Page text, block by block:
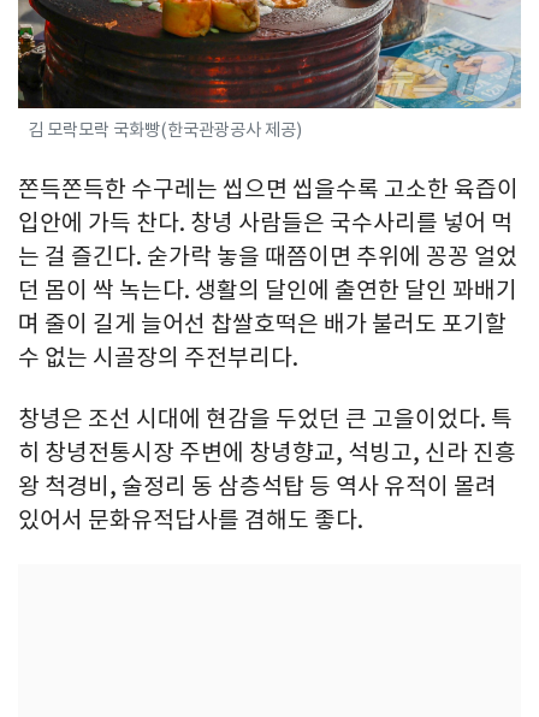
김 모락모락 국화빵(한국관광공사 제공)
쫀득쫀득한 수구레는 씹으면 씹을수록 고소한 육즙이
입안에 가득 찬다. 창녕 사람들은 국수사리를 넣어 먹
는 걸 즐긴다. 숟가락 놓을 때쯤이면 추위에 꽁꽁 얼었
던 몸이 싹 녹는다. 생활의 달인에 출연한 달인 꽈배기
며 줄이 길게 늘어선 찹쌀호떡은 배가 불러도 포기할
수 없는 시골장의 주전부리다.
창녕은 조선 시대에 현감을 두었던 큰 고을이었다. 특
히 창녕전통시장 주변에 창녕향교, 석빙고, 신라 진흥
왕 척경비, 술정리 동 삼층석탑 등 역사 유적이 몰려
있어서 문화유적답사를 겸해도 좋다.